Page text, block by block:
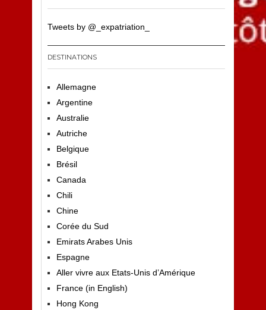
Tweets by @_expatriation_
DESTINATIONS
Allemagne
Argentine
Australie
Autriche
Belgique
Brésil
Canada
Chili
Chine
Corée du Sud
Emirats Arabes Unis
Espagne
Aller vivre aux Etats-Unis d’Amérique
France (in English)
Hong Kong